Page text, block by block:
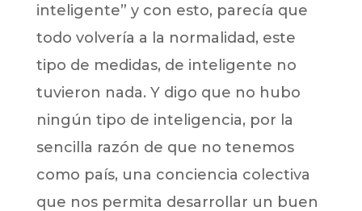
inteligente” y con esto, parecía que
todo volvería a la normalidad, este
tipo de medidas, de inteligente no
tuvieron nada. Y digo que no hubo
ningún tipo de inteligencia, por la
sencilla razón de que no tenemos
como país, una conciencia colectiva
que nos permita desarrollar un buen